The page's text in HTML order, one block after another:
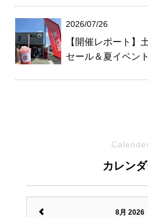
2026/07/26
【開催レポート】
セール＆夏イベン
Calender
カレン
8月 2026